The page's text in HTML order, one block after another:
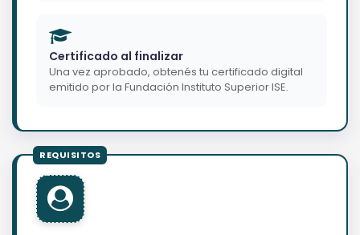
Certificado al finalizar
Una vez aprobado, obtenés tu certificado digital
emitido por la Fundación Instituto Superior ISE.